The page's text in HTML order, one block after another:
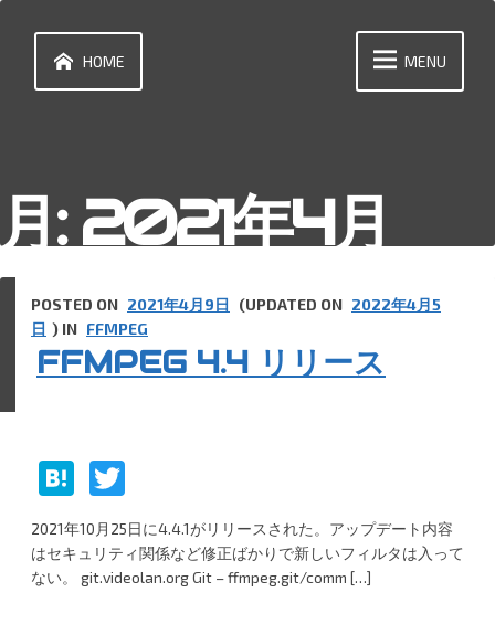
content
:2021年4月
HOME MENU
FFMPEG 4.4 リリース
POSTED ON 2021年4月9日 (UPDATED ON 2022年4月5
日 ) IN FFMPEG
H
at
e
n
w
itt
er
2021年10月25日に4.4.1がリリースされた。アップデート内容
はセキュリティ関係など修正ばかりで新しいフィルタは入って
ない。 git.videolan.org Git – ffmpeg.git/comm […]